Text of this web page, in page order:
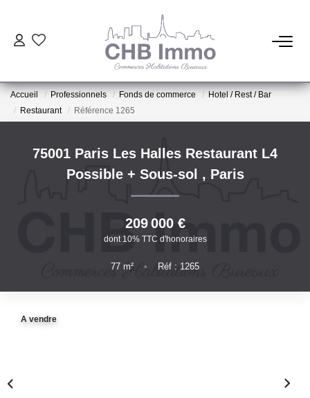
ESTIMATION
HABITATION
CESSIONS DE FONDS
LOCATIONS
GESTION
Accueil Professionnels Fonds de commerce
Hotel / Rest / Bar
Restaurant
Référence 1265
75001 Paris Les Halles Restaurant L4
Possible + Sous-sol , Paris
209 000 €
dont 10% TTC d'honoraires
77 m² • Réf : 1265
A vendre